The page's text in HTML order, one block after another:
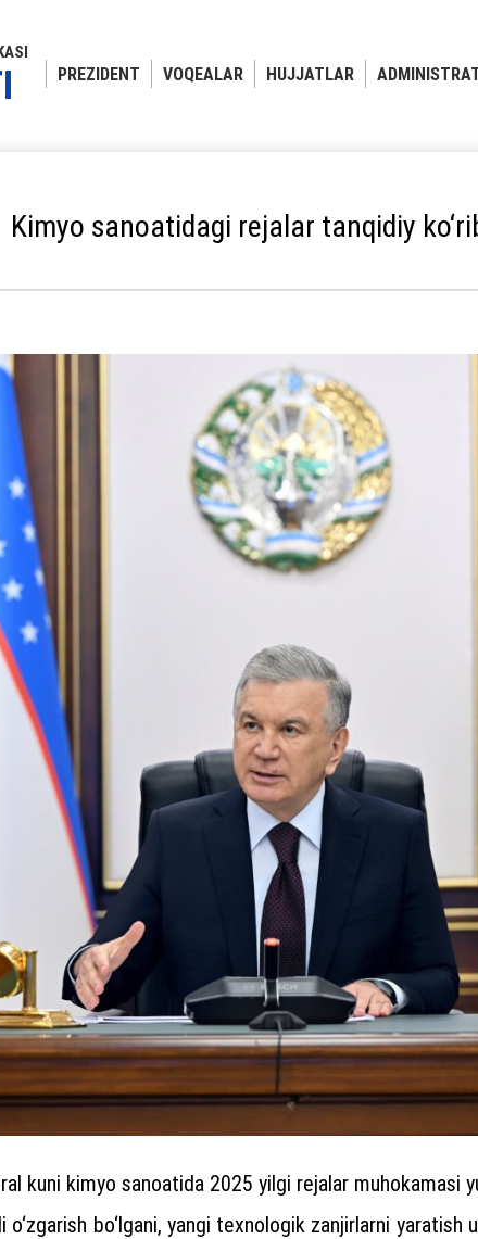
PREZIDENT VOQEALAR HUJJATLAR
Kimyo sanoatidagi rejalar tanqidiy
kuni kimyo sanoatida 2025 yilgi rejalar muhokamasi
bo‘lgani, yangi texnologik zanjirlarni yaratish